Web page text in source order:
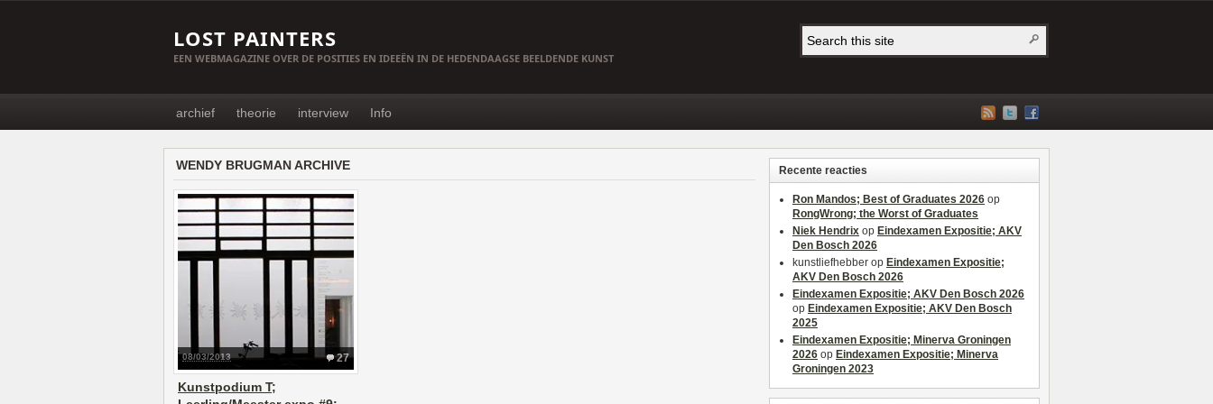
LOST PAINTERS
EEN WEBMAGAZINE OVER DE POSITIES EN IDEEËN IN DE HEDENDAAGSE BEELDENDE KUNST
archief theorie interview Info
WENDY BRUGMAN ARCHIVE
27
08/03/2013
Kunstpodium T;
Recente reacties
Ron Mandos; Best of Graduates 2026 op
RongWrong; the Worst of Graduates
Niek Hendrix op Eindexamen Expositie; AKV
Den Bosch 2026
kunstliefhebber op Eindexamen Expositie;
AKV Den Bosch 2026
Eindexamen Expositie; AKV Den Bosch 2026
op Eindexamen Expositie; AKV Den Bosch
2025
Eindexamen Expositie; Minerva Groningen
2026 op Eindexamen Expositie; Minerva
Groningen 2023